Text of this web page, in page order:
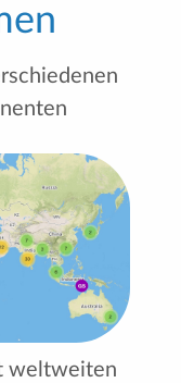
weltweiten